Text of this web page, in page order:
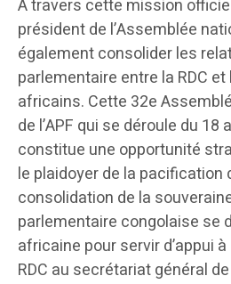
À travers cette mission
président de l’Assemblée
également consolider les
parlementaire entre la RDC
africains. Cette 32e
de l’APF qui se déroule du 18
constitue une opportunité
le plaidoyer de la pacification
consolidation de la
parlementaire congolaise se
africaine pour servir d’appui
RDC au secrétariat général